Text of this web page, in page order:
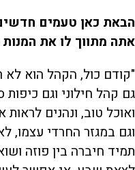
הבאת כאן טעמים
אתה מתווך לו את
"קודם כול, הקהל הוא
גם קהל חילוני וגם
ואוכל טוב, ונהנים
וגם במגזר החרדי עצמו,
תמיד חיברה בין פוזה